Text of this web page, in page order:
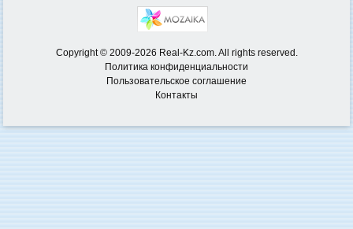
Copyright © 2009-2026 Real-Kz.com. All rights reserved.
Политика конфиденциальности
Пользовательское соглашение
Контакты